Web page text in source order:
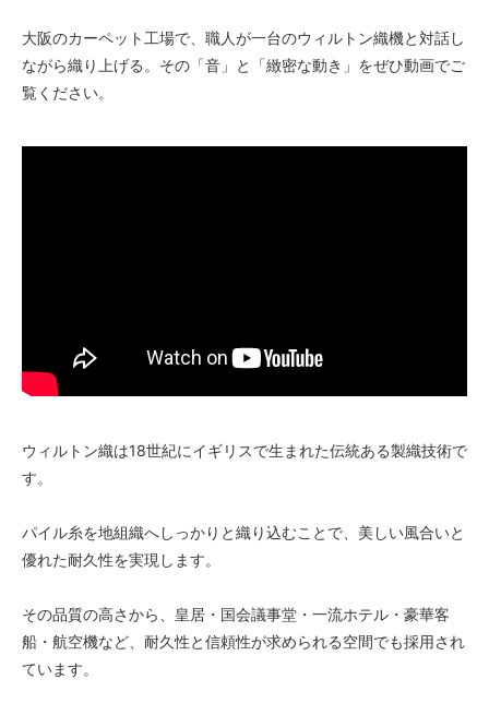
大阪のカーペット工場で、職人が一台のウィルトン織機と対話し
ながら織り上げる。その「音」と「緻密な動き」をぜひ動画でご
覧ください。
ウィルトン織は18世紀にイギリスで生まれた伝統ある製織技術で
す。
パイル糸を地組織へしっかりと織り込むことで、美しい風合いと
優れた耐久性を実現します。
その品質の高さから、皇居・国会議事堂・一流ホテル・豪華客
船・航空機など、耐久性と信頼性が求められる空間でも採用され
ています。